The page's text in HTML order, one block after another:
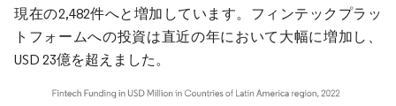
現在の2,482件へと増加しています。フィンテックプラッ
トフォームへの投資は直近の年において大幅に増加し、
USD 23億を超えました。